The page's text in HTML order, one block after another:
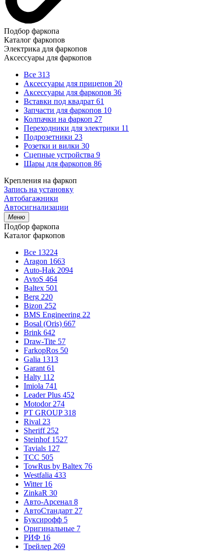
Подбор фаркопа
Каталог фаркопов
Электрика для фаркопов
Аксессуары для фаркопов
Все 313
Аксессуары для прицепов 20
Аксессуары для фаркопов 36
Вставки под квадрат 61
Запчасти для фаркопов 10
Колпачки на фаркоп 27
Переходники для электрики 11
Подрозетники 23
Розетки и вилки 30
Сцепные устройства 9
Шары для фаркопов 86
Крепления на фаркоп
Запись на установку
Автобагажники
Автосигнализации
Меню
Подбор фаркопа
Каталог фаркопов
Все 13224
Aragon 1663
Auto-Hak 2094
AvtoS 464
Baltex 501
Berg 220
Bizon 252
BMS Engineering 22
Bosal (Oris) 667
Brink 642
Draw-Tite 57
FarkopRos 50
Galia 1313
Garant 61
Halty 112
Imiola 741
Leader Plus 452
Motodor 274
PT GROUP 318
Rival 23
Sheriff 252
Steinhof 1527
Tavials 127
TCC 505
TowRus by Baltex 76
Westfalia 433
Witter 16
ZinkaR 30
Авто-Арсенал 8
АвтоСтандарт 27
Буксирофф 5
Оригинальные 7
РИФ 16
Трейлер 269